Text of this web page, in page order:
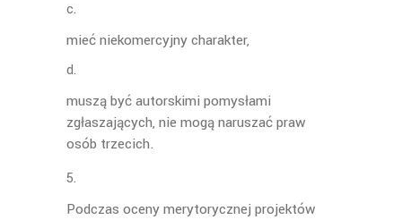
mieć niekomercyjny charakter,
muszą być autorskimi pomysłami
zgłaszających, nie mogą naruszać praw
osób trzecich.
Podczas oceny merytorycznej projektów